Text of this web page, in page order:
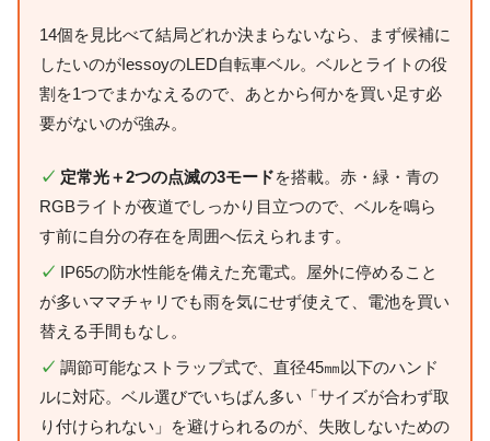
14個を見比べて結局どれか決まらないなら、まず候補に
したいのがIessoyのLED自転車ベル。ベルとライトの役
割を1つでまかなえるので、あとから何かを買い足す必
要がないのが強み。
✓ 定常光＋2つの点滅の3モードを搭載。赤・緑・青の
RGBライトが夜道でしっかり目立つので、ベルを鳴ら
す前に自分の存在を周囲へ伝えられます。
✓ IP65の防水性能を備えた充電式。屋外に停めること
が多いママチャリでも雨を気にせず使えて、電池を買い
替える手間もなし。
✓ 調節可能なストラップ式で、直径45㎜以下のハンド
ルに対応。ベル選びでいちばん多い「サイズが合わず取
り付けられない」を避けられるのが、失敗しないための